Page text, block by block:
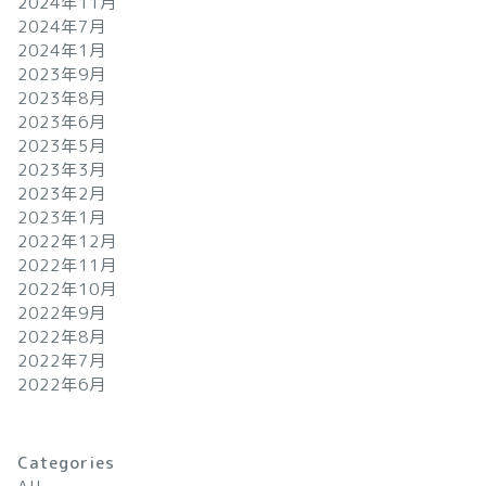
2024年7月
2024年1月
2023年9月
2023年8月
2023年6月
2023年5月
2023年3月
2023年2月
2023年1月
2022年12月
2022年11月
2022年10月
2022年9月
2022年8月
2022年7月
2022年6月
Categories